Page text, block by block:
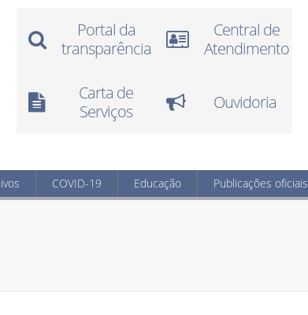
Portal da
transparência
Central de
Atendimento
Carta de
Serviços
Ouvidoria
COVID-19 Educação Publicações oficiais